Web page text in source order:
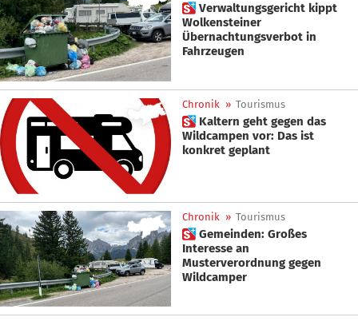
 Verwaltungsgericht kippt
Wolkensteiner
Übernachtungsverbot in
Fahrzeugen
Chronik » Tourismus
 Kaltern geht gegen das
Wildcampen vor: Das ist
konkret geplant
Chronik » Tourismus
 Gemeinden: Großes
Interesse an
Musterverordnung gegen
Wildcamper